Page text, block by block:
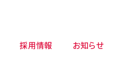
採用情報 お知らせ